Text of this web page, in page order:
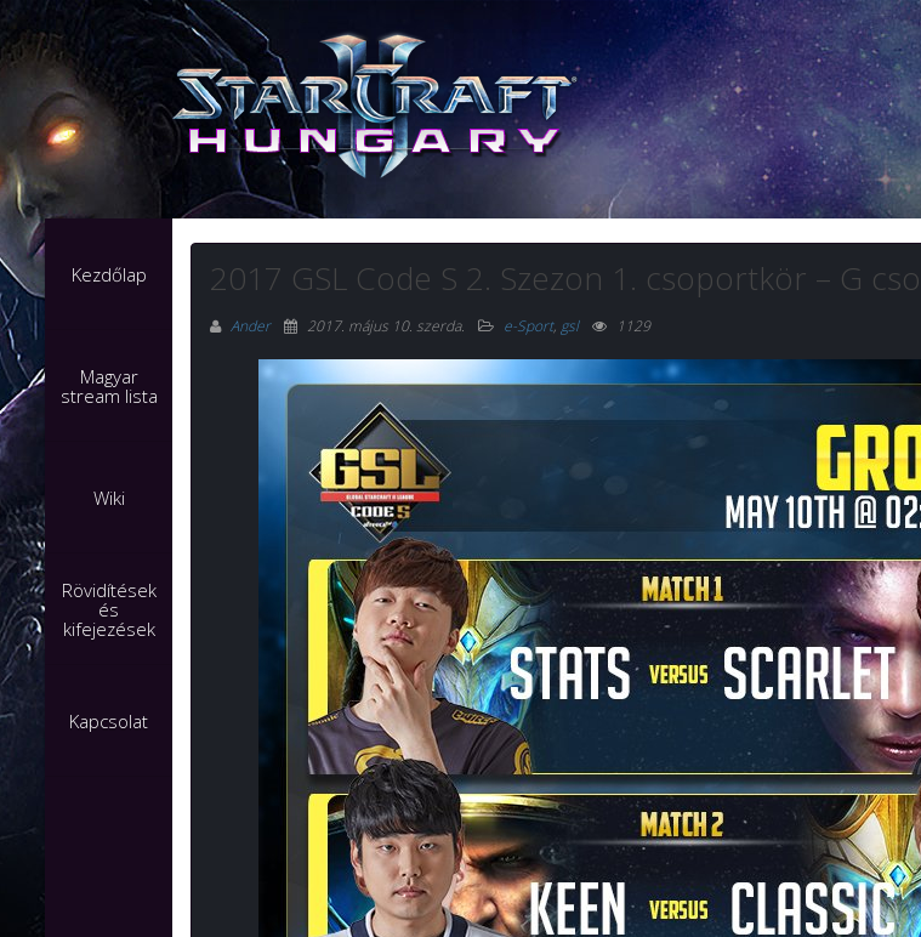
Kezdőlap
Magyar
stream lista
Wiki
Rövidítések
és
kifejezések
Kapcsolat
2017 GSL Code S 2. Szezon 1. csoportkör – G
Ander 2017. május 10. szerda. e-Sport, gsl 1129